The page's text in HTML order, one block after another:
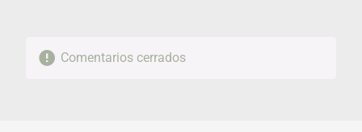
Comentarios cerrados